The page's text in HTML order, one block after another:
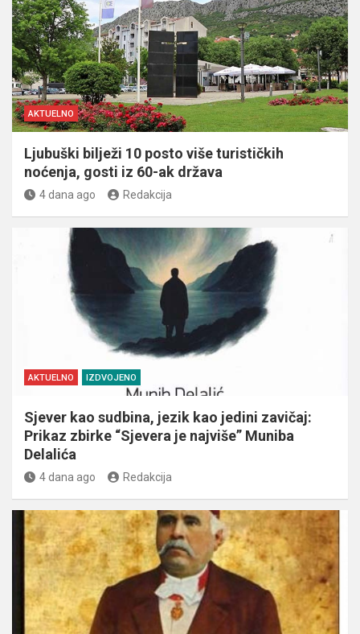
AKTUELNO
Ljubuški bilježi 10 posto više turističkih
noćenja, gosti iz 60-ak država
4 dana ago Redakcija
AKTUELNO IZDVOJENO
Sjever kao sudbina, jezik kao jedini zavičaj:
Prikaz zbirke “Sjevera je najviše” Muniba
Delalića
4 dana ago Redakcija